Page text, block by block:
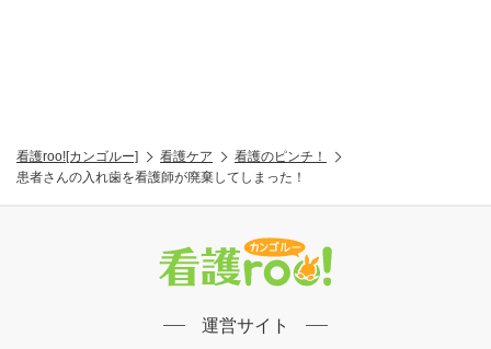
看護roo![カンゴルー] 看護ケア
看護のピンチ！
患者さんの入れ歯を看護師が廃棄してしまった！
運営サイト